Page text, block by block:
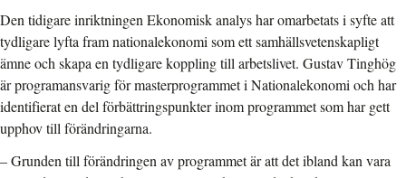
Den tidigare inriktningen Ekonomisk analys har omarbetats i syfte att
tydligare lyfta fram nationalekonomi som ett samhällsvetenskapligt
ämne och skapa en tydligare koppling till arbetslivet. Gustav Tinghög
är programansvarig för masterprogrammet i Nationalekonomi och har
identifierat en del förbättringspunkter inom programmet som har gett
upphov till förändringarna.
–Grunden till förändringen av programmet är att det ibland kan vara